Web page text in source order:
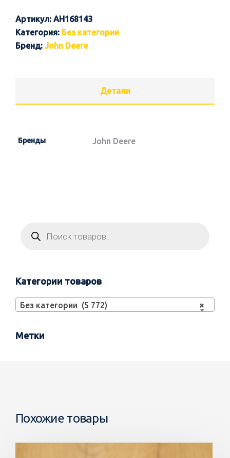
Артикул: AH168143
Категория: Без категории
Бренд: John Deere
Детали
Бренды John Deere
Категории товаров
×
Без категории (5 772)
Метки
Похожие товары